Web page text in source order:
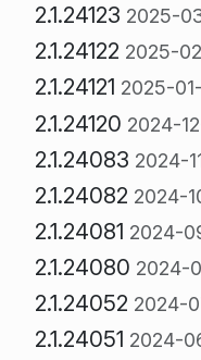
2.1.24123 2025-
2.1.24122 2025-
2.1.24121 2025-
2.1.24120 2024-
2.1.24083 2024-
2.1.24082 2024-
2.1.24081 2024-
2.1.24080 2024-
2.1.24052 2024-
2.1.24051 2024-